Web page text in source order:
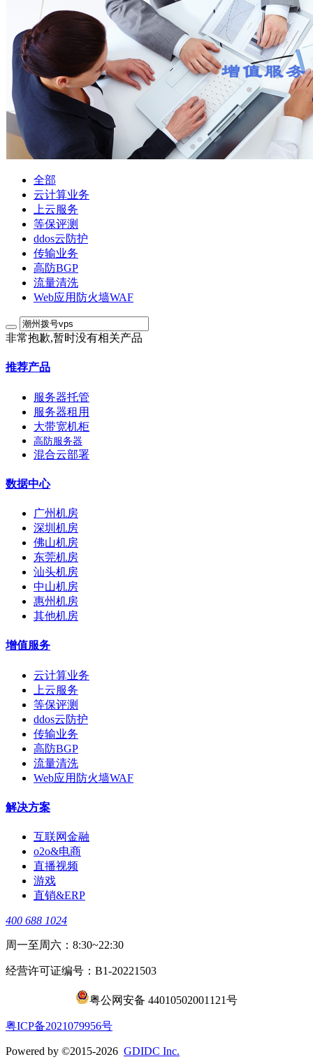
全部
云计算业务
上云服务
等保评测
ddos云防护
传输业务
高防BGP
流量清洗
Web应用防火墙WAF
非常抱歉,暂时没有相关产品
推荐产品
服务器托管
服务器租用
大带宽机柜
高防服务器
混合云部署
数据中心
广州机房
深圳机房
佛山机房
东莞机房
汕头机房
中山机房
惠州机房
其他机房
增值服务
云计算业务
上云服务
等保评测
ddos云防护
传输业务
高防BGP
流量清洗
Web应用防火墙WAF
解决方案
互联网金融
o2o&电商
直播视频
游戏
直销&ERP
400 688 1024
周一至周六：8:30~22:30
经营许可证编号：B1-20221503
粤公网安备 44010502001121号
​粤ICP备2021079956号
Powered by ©2015-2026 GDIDC Inc.